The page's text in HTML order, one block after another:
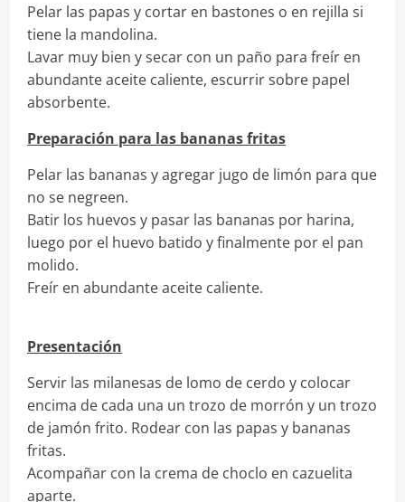
Pelar las papas y cortar en bastones o en rejilla si
tiene la mandolina.
Lavar muy bien y secar con un paño para freír en
abundante aceite caliente, escurrir sobre papel
absorbente.
Preparación para las bananas fritas
Pelar las bananas y agregar jugo de limón para que
no se negreen.
Batir los huevos y pasar las bananas por harina,
luego por el huevo batido y finalmente por el pan
molido.
Freír en abundante aceite caliente.
Presentación
Servir las milanesas de lomo de cerdo y colocar
encima de cada una un trozo de morrón y un trozo
de jamón frito. Rodear con las papas y bananas
fritas.
Acompañar con la crema de choclo en cazuelita
aparte.